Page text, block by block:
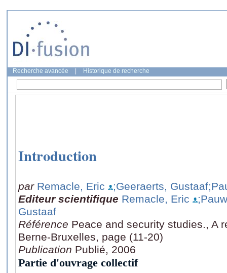
Recherche avancée Historique de recherche
Introduction
par Remacle, Eric ;Geeraerts, Gustaaf
Editeur scientifique Remacle, Eric
Gustaaf
Référence Peace and security studies., A
Berne-Bruxelles, page (11-20)
Publication Publié, 2006
Partie d'ouvrage collectif